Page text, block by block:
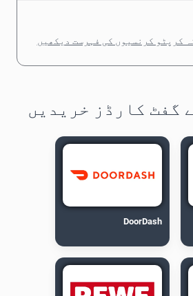
کرپٹو کرنسیوں کی فہرست دیکھیں
گفٹ کارڈز خریدیں
DoorDash